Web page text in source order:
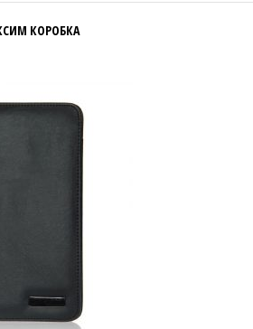
Компания
КОРОБКА